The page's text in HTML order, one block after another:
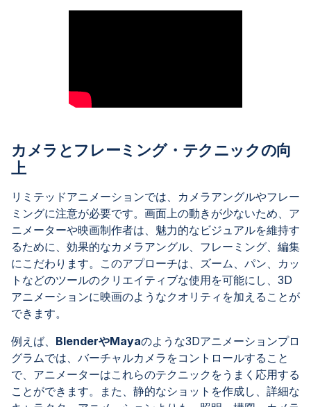
カメラとフレーミング・テクニックの向
上
リミテッドアニメーションでは、カメラアングルやフレー
ミングに注意が必要です。画面上の動きが少ないため、ア
ニメーターや映画制作者は、魅力的なビジュアルを維持す
るために、効果的なカメラアングル、フレーミング、編集
にこだわります。このアプローチは、ズーム、パン、カッ
トなどのツールのクリエイティブな使用を可能にし、3D
アニメーションに映画のようなクオリティを加えることが
できます。
例えば、 BlenderやMayaのような3Dアニメーションプロ
グラムでは、バーチャルカメラをコントロールすること
で、アニメーターはこれらのテクニックをうまく応用する
ことができます。また、静的なショットを作成し、詳細な